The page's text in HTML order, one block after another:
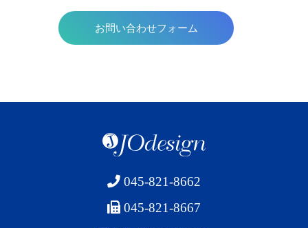
お問い合わせフォーム
045-821-8662
045-821-8667